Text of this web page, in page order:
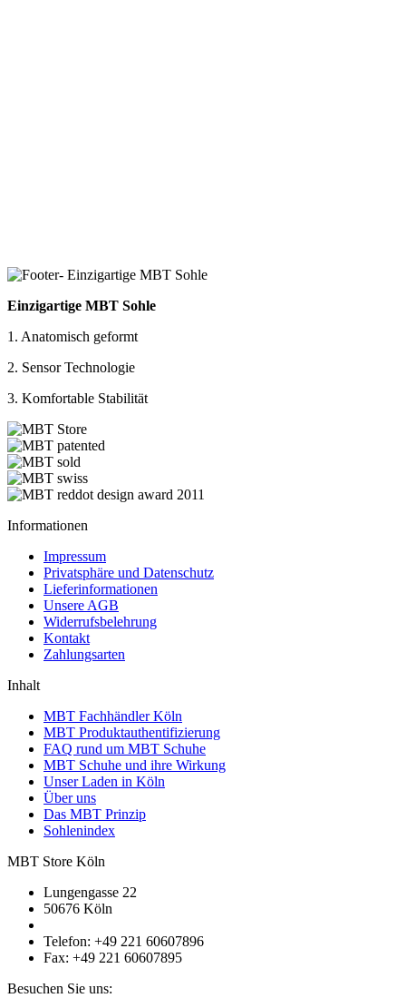
Einzigartige MBT Sohle
1. Anatomisch geformt
2. Sensor Technologie
3. Komfortable Stabilität
Informationen
Impressum
Privatsphäre und Datenschutz
Lieferinformationen
Unsere AGB
Widerrufsbelehrung
Kontakt
Zahlungsarten
Inhalt
MBT Fachhändler Köln
MBT Produktauthentifizierung
FAQ rund um MBT Schuhe
MBT Schuhe und ihre Wirkung
Unser Laden in Köln
Über uns
Das MBT Prinzip
Sohlenindex
MBT Store Köln
Lungengasse 22
50676 Köln
Telefon: +49 221 60607896
Fax: +49 221 60607895
Besuchen Sie uns: